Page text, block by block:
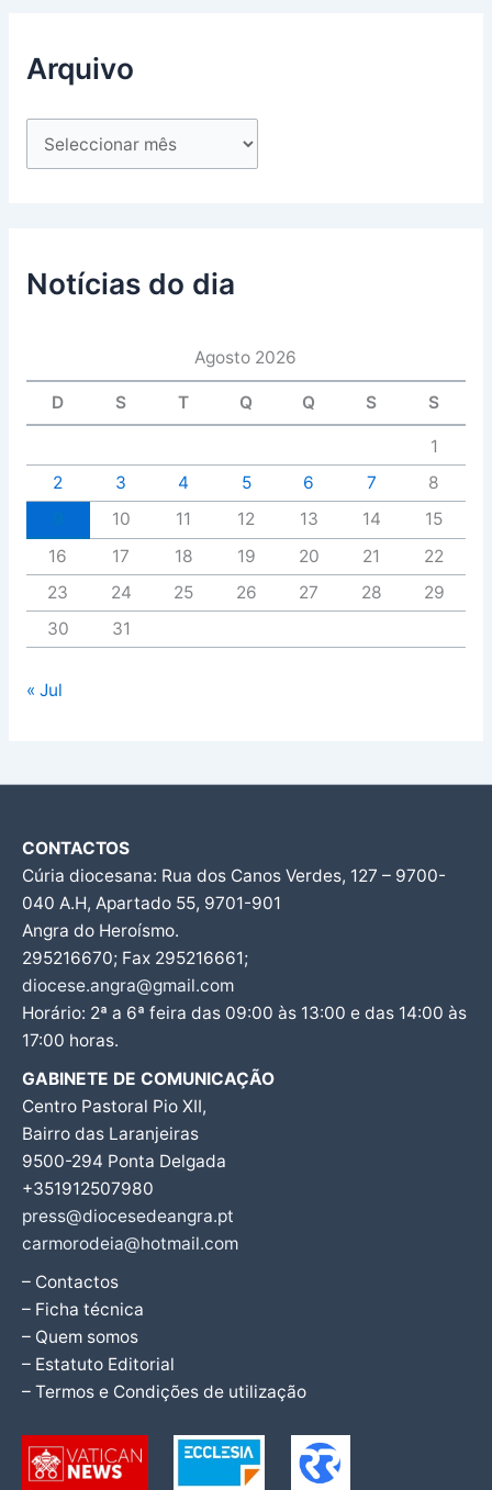
Arquivo
Notícias do dia
Agosto 2026
D S T Q Q S S
1
2
3 4 5 6 7
8
10 11 12 13 14
15
16
17 18 19 20 21
22
23
24 25 26 27 28
29
30
31
« Jul
CONTACTOS
Cúria diocesana: Rua dos Canos Verdes, 127 – 9700-
040 A.H, Apartado 55, 9701-901
Angra do Heroísmo.
295216670; Fax 295216661;
diocese.angra@gmail.com
Horário: 2ª a 6ª feira das 09:00 às 13:00 e das 14:00 às
17:00 horas.
GABINETE DE COMUNICAÇÃO
Centro Pastoral Pio XII,
Bairro das Laranjeiras
9500-294 Ponta Delgada
+351912507980
press@diocesedeangra.pt
carmorodeia@hotmail.com
– Contactos
– Ficha técnica
– Quem somos
– Estatuto Editorial
– Termos e Condições de utilização